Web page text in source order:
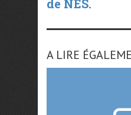
de NES.
A LIRE